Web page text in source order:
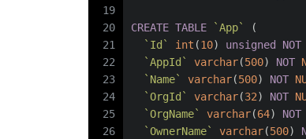
19
20
21
22
23
24
25
26
CREATE TABLE `App`
(
`Id`
int (10) unsigned NOT
`AppId`
varchar(500) NOT
`Name`
varchar(500) NOT
`OrgId`
varchar(32) NOT
`OrgName`
varchar(64) NOT
`OwnerName`
varchar(500)